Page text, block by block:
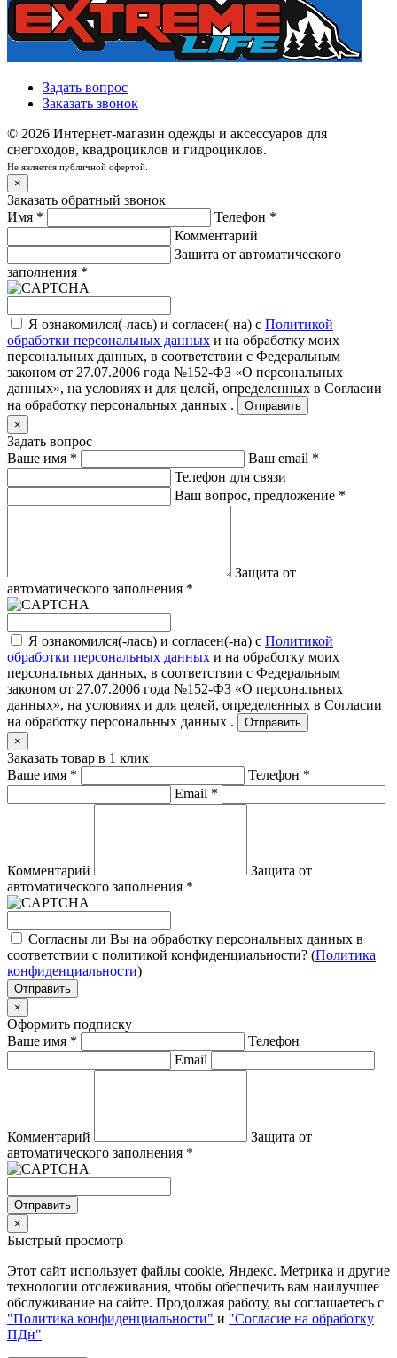
Задать вопрос
Заказать звонок
© 2026 Интернет-магазин одежды и аксессуаров для
снегоходов, квадроциклов и гидроциклов.
Не является публичной офертой.
×
Заказать обратный звонок
Имя * Телефон *
Комментарий
Защита от автоматического
заполнения *
Я ознакомился(-лась) и согласен(-на) с Политикой
обработки персональных данных и на обработку моих
персональных данных, в соответствии с Федеральным
законом от 27.07.2006 года №152-ФЗ «О персональных
данных», на условиях и для целей, определенных в Согласии
на обработку персональных данных .
Отправить
×
Задать вопрос
Ваше имя * Ваш email *
Телефон для связи
Ваш вопрос, предложение *
Защита от
автоматического заполнения *
Я ознакомился(-лась) и согласен(-на) с Политикой
обработки персональных данных и на обработку моих
персональных данных, в соответствии с Федеральным
законом от 27.07.2006 года №152-ФЗ «О персональных
данных», на условиях и для целей, определенных в Согласии
на обработку персональных данных .
Отправить
×
Заказать товар в 1 клик
Ваше имя * Телефон *
Email *
Комментарий
Защита от
автоматического заполнения *
Согласны ли Вы на обработку персональных данных в
соответствии с политикой конфиденциальности? (Политика
конфиденциальности)
Отправить
×
Оформить подписку
Ваше имя *
Телефон
Email
Комментарий
Защита от
автоматического заполнения *
Отправить
×
Быстрый просмотр
Этот сайт использует файлы cookie, Яндекс. Метрика и другие
технологии отслеживания, чтобы обеспечить вам наилучшее
обслуживание на сайте. Продолжая работу, вы соглашаетесь с
"Политика конфиденциальности" и "Согласие на обработку
ПДн"